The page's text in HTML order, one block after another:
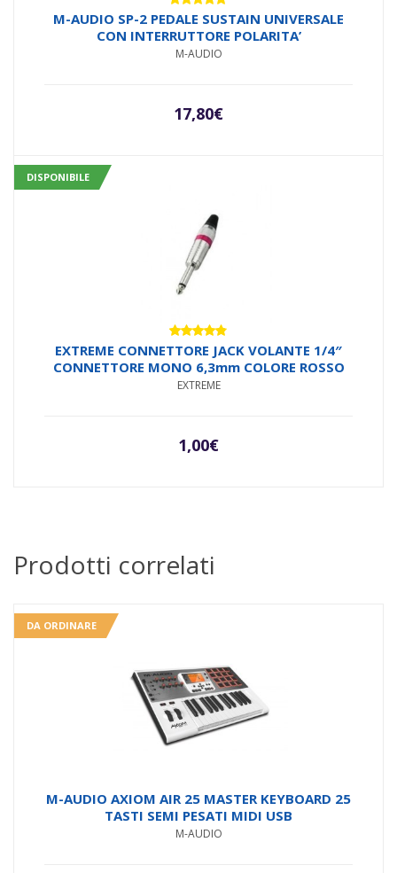
Valutato
5.00su 5
M-AUDIO SP-2 PEDALE SUSTAIN UNIVERSALE
CON INTERRUTTORE POLARITA’
M-AUDIO
17,80€
DISPONIBILE
Valutato
4.71su 5
EXTREME CONNETTORE JACK VOLANTE 1/4″
CONNETTORE MONO 6,3mm COLORE ROSSO
EXTREME
1,00€
Prodotti correlati
DA ORDINARE
M-AUDIO AXIOM AIR 25 MASTER KEYBOARD 25
TASTI SEMI PESATI MIDI USB
M-AUDIO